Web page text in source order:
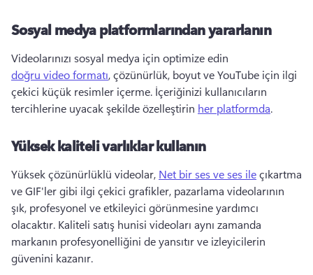
Sosyal medya platformlarından yararlanın
Videolarınızı sosyal medya için optimize edin
doğru video formatı, çözünürlük, boyut ve YouTube için ilgi
çekici küçük resimler içerme. İçeriğinizi kullanıcıların
tercihlerine uyacak şekilde özelleştirin her platformda.
Yüksek kaliteli varlıklar kullanın
Yüksek çözünürlüklü videolar, Net bir ses ve ses ile çıkartma
ve GIF'ler gibi ilgi çekici grafikler, pazarlama videolarının
şık, profesyonel ve etkileyici görünmesine yardımcı
olacaktır. Kaliteli satış hunisi videoları aynı zamanda
markanın profesyonelliğini de yansıtır ve izleyicilerin
güvenini kazanır.